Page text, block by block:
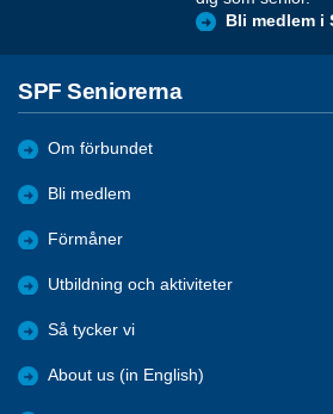
Bli medlem i
SPF Seniorerna
Om förbundet
Bli medlem
Förmåner
Utbildning och aktiviteter
Så tycker vi
About us (in English)